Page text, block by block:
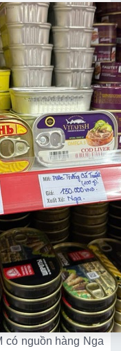
có nguồn hàng Nga